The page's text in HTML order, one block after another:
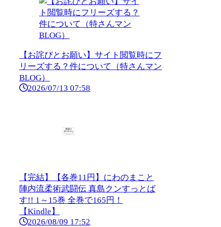
【お詫びとお願い】サイト閲覧時にフ
リーズする？件について（特さんマン
BLOG）
2026/07/13 07:58
【完結】【各巻11円】にわのまこと
陣内流柔術武闘伝 真島クンすっとば
す!! 1～15巻 全巻で165円！
【Kindle】
2026/08/09 17:52